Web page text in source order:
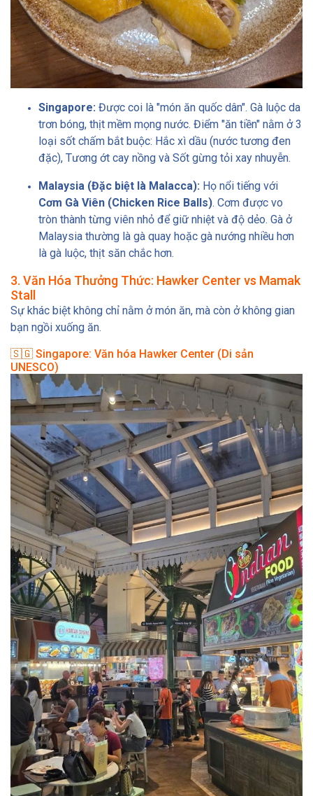
Singapore: Được coi là "món ăn quốc dân". Gà luộc da
trơn bóng, thịt mềm mọng nước. Điểm "ăn tiền" nằm ở 3
loại sốt chấm bắt buộc: Hắc xì dầu (nước tương đen
đặc), Tương ớt cay nồng và Sốt gừng tỏi xay nhuyễn.
Malaysia (Đặc biệt là Malacca): Họ nổi tiếng với
Cơm Gà Viên (Chicken Rice Balls). Cơm được vo
tròn thành từng viên nhỏ để giữ nhiệt và độ dẻo. Gà ở
Malaysia thường là gà quay hoặc gà nướng nhiều hơn
là gà luộc, thịt săn chắc hơn.
3. Văn Hóa Thưởng Thức: Hawker Center vs Mamak
Stall
Sự khác biệt không chỉ nằm ở món ăn, mà còn ở không gian
bạn ngồi xuống ăn.
🇸🇬 Singapore: Văn hóa Hawker Center (Di sản
UNESCO)